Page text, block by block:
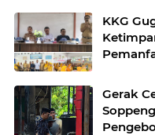
KKG
Gerak